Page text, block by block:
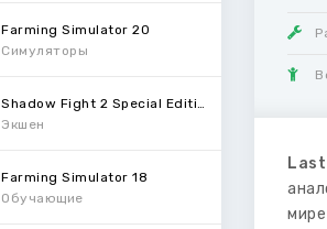
Farming Simulator 20
Симуляторы
Экшен
Farming Simulator 18
Обучающие